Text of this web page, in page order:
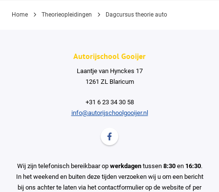
Home Theorieopleidingen Dagcursus theorie auto
Autorijschool Gooijer
Laantje van Hynckes 17
1261 ZL Blaricum
+31 6 23 34 30 58
info@autorijschoolgooijer.nl
Wij zijn telefonisch bereikbaar op werkdagen tussen 8:30en 16:30.
In het weekend en buiten deze tijden verzoeken wij u om een bericht
bij ons achter te laten via het contactformulier op de website of per